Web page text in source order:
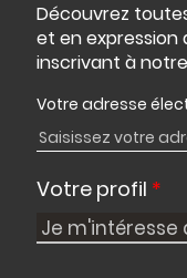
Découvrez
et en expression
inscrivant à
Votre adresse
Votre profil *